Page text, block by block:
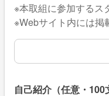
※本取組に参加するス
※Webサイト内には掲
活動人数（人）
自己紹介（任意・100